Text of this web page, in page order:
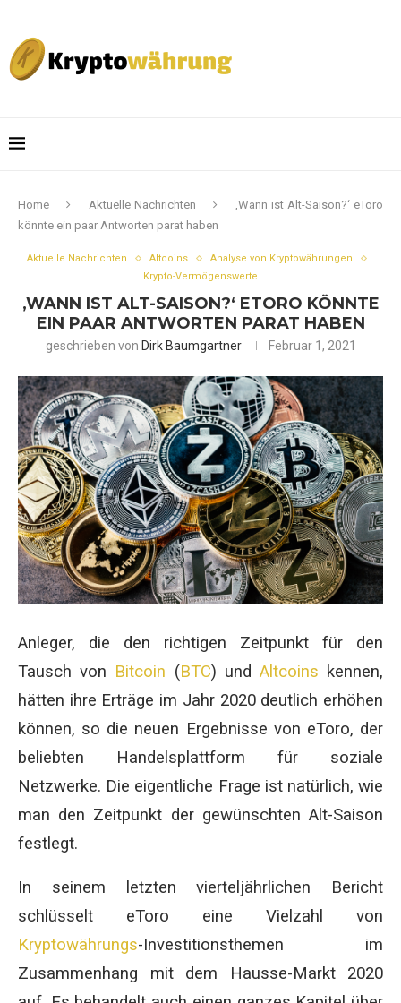
Home Aktuelle Nachrichten
‚Wann ist Alt-Saison?‘ eToro
könnte ein paar Antworten parat haben
Aktuelle Nachrichten Altcoins
Analyse von Kryptowährungen
Krypto-Vermögenswerte
‚WANN IST ALT-SAISON?‘ ETORO KÖNNTE
EIN PAAR ANTWORTEN PARAT HABEN
geschrieben von Dirk Baumgartner Februar 1, 2021
Anleger, die den richtigen Zeitpunkt für den
Tausch von Bitcoin (BTC) und Altcoins kennen,
hätten ihre Erträge im Jahr 2020 deutlich erhöhen
können, so die neuen Ergebnisse von eToro, der
beliebten Handelsplattform für soziale
Netzwerke. Die eigentliche Frage ist natürlich, wie
man den Zeitpunkt der gewünschten Alt-Saison
festlegt.
In seinem letzten vierteljährlichen Bericht
schlüsselt eToro eine Vielzahl von
Kryptowährungs-Investitionsthemen im
Zusammenhang mit dem Hausse-Markt 2020